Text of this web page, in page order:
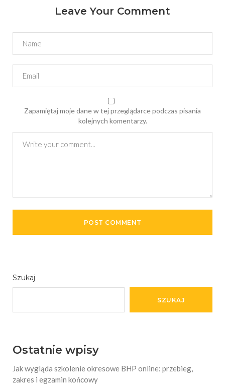
Leave Your Comment
Zapamiętaj moje dane w tej przeglądarce podczas pisania
kolejnych komentarzy.
Szukaj
SZUKAJ
Ostatnie wpisy
Jak wygląda szkolenie okresowe BHP online: przebieg,
zakres i egzamin końcowy